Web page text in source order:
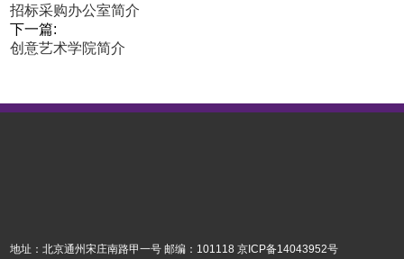
招标采购办公室简介
下一篇:
创意艺术学院简介
地址：北京通州宋庄南路甲一号 邮编：101118京ICP备14043952号